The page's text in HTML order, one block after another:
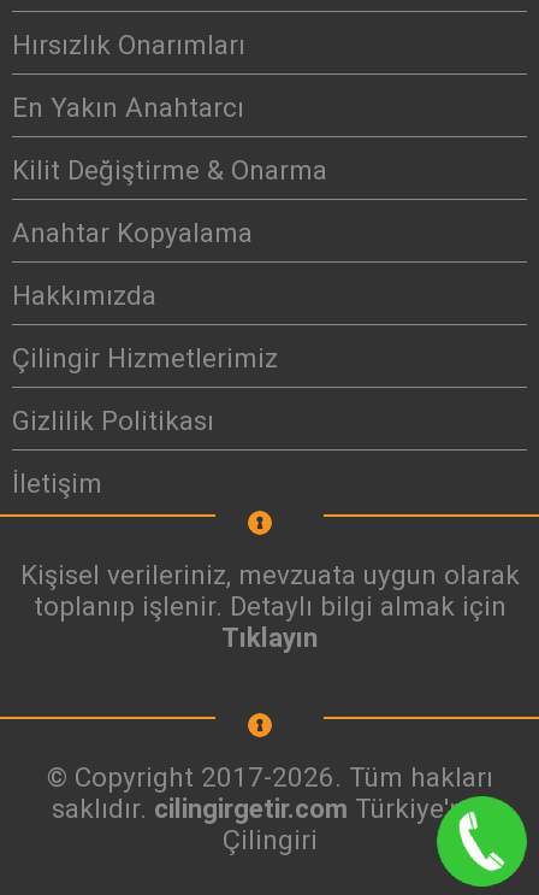
Hırsızlık Onarımları
En Yakın Anahtarcı
Kilit Değiştirme & Onarma
Anahtar Kopyalama
Hakkımızda
Çilingir Hizmetlerimiz
Gizlilik Politikası
İletişim
Kişisel verileriniz, mevzuata uygun olarak
toplanıp işlenir. Detaylı bilgi almak için
Tıklayın
© Copyright 2017-2026. Tüm hakları
saklıdır. cilingirgetir.com Türkiye'nin
Çilingiri